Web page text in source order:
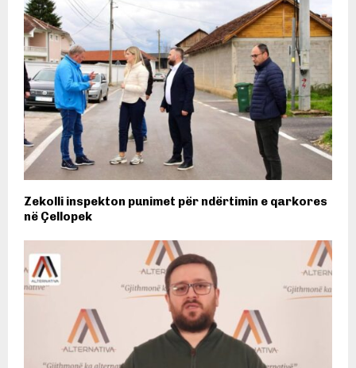
Zekolli inspekton punimet për ndërtimin e qarkores
në Çellopek